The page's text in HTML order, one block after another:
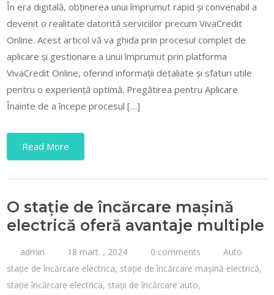
În era digitală, obținerea unui împrumut rapid și convenabil a
devenit o realitate datorită serviciilor precum VivaCredit
Online. Acest articol vă va ghida prin procesul complet de
aplicare și gestionare a unui împrumut prin platforma
VivaCredit Online, oferind informații detaliate și sfaturi utile
pentru o experiență optimă. Pregătirea pentru Aplicare
Înainte de a începe procesul […]
Read More
O stație de încărcare mașină
electrică oferă avantaje multiple
admin 18 mart. , 2024 0 comments
Auto
stație de încărcare electrica, stație de încărcare mașină electrică,
stație încărcare electrica, stații de încărcare auto,